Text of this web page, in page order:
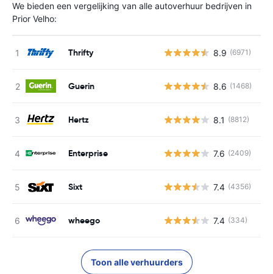
We bieden een vergelijking van alle autoverhuur bedrijven in
Prior Velho:
Thrifty 8.9 (6971)
Guerin 8.6 (1468)
Hertz 8.1 (8812)
Enterprise 7.6 (2409)
Sixt 7.4 (4356)
wheego 7.4 (334)
Toon alle verhuurders